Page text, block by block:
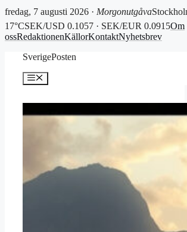
fredag, 7 augusti 2026 · Morgonutgåva
17°CSEK/USD 0.1057 · SEK/EUR 0.0915Om
ossRedaktionenKällorKontaktNyhetsbrev
SverigePosten
Meny